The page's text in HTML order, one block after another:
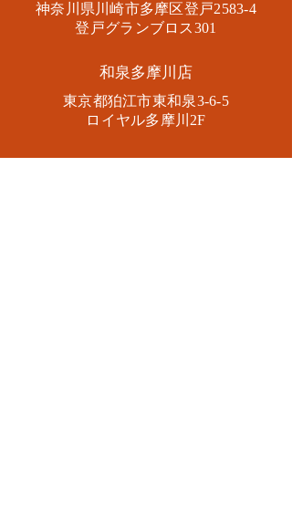
神奈川県川崎市多摩区​登戸2583-4
​登戸グランブロス301
​和泉多摩川店
東京都狛江市東和泉3-6-5
​ロイヤル多摩川2F